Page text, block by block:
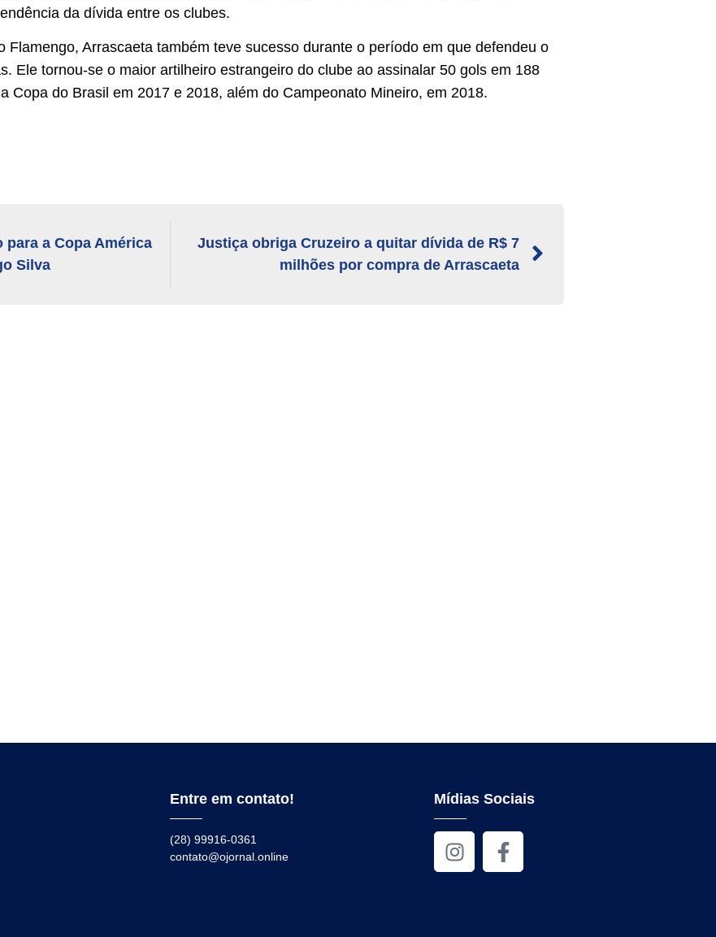
da dívida entre os clubes.
Flamengo, Arrascaeta também teve sucesso durante o período em que defendeu o
Ele tornou-se o maior artilheiro estrangeiro do clube ao assinalar 50 gols em 188
Copa do Brasil em 2017 e 2018, além do Campeonato Mineiro, em 2018.
a Copa América
Silva
Justiça obriga Cruzeiro a quitar dívida de R$ 7
milhões por compra de Arrascaeta
Entre em contato!
(28) 99916-0361
contato@ojornal.online
Mídias Sociais